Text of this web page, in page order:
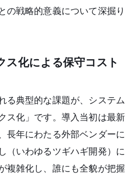
の戦略的意義について深掘り
ス化による保守コスト
る典型的な課題が、システム
ス化」です。導入当初は最新
長年にわたる外部ベンダーに
（いわゆるツギハギ開発）に
複雑化し、誰にも全貌が把握